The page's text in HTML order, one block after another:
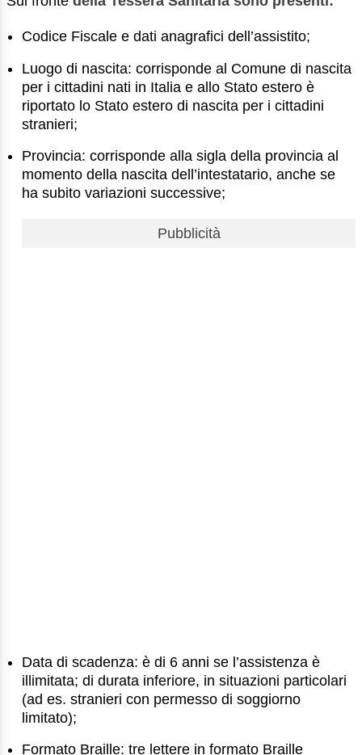
Codice Fiscale e dati anagrafici dell’assistito;
Luogo di nascita: corrisponde al Comune di nascita
per i cittadini nati in Italia e allo Stato estero è
riportato lo Stato estero di nascita per i cittadini
stranieri;
Provincia: corrisponde alla sigla della provincia al
momento della nascita dell’intestatario, anche se
ha subito variazioni successive;
Pubblicità
Data di scadenza: è di 6 anni se l’assistenza è
illimitata; di durata inferiore, in situazioni particolari
(ad es. stranieri con permesso di soggiorno
limitato);
Formato Braille: tre lettere in formato Braille